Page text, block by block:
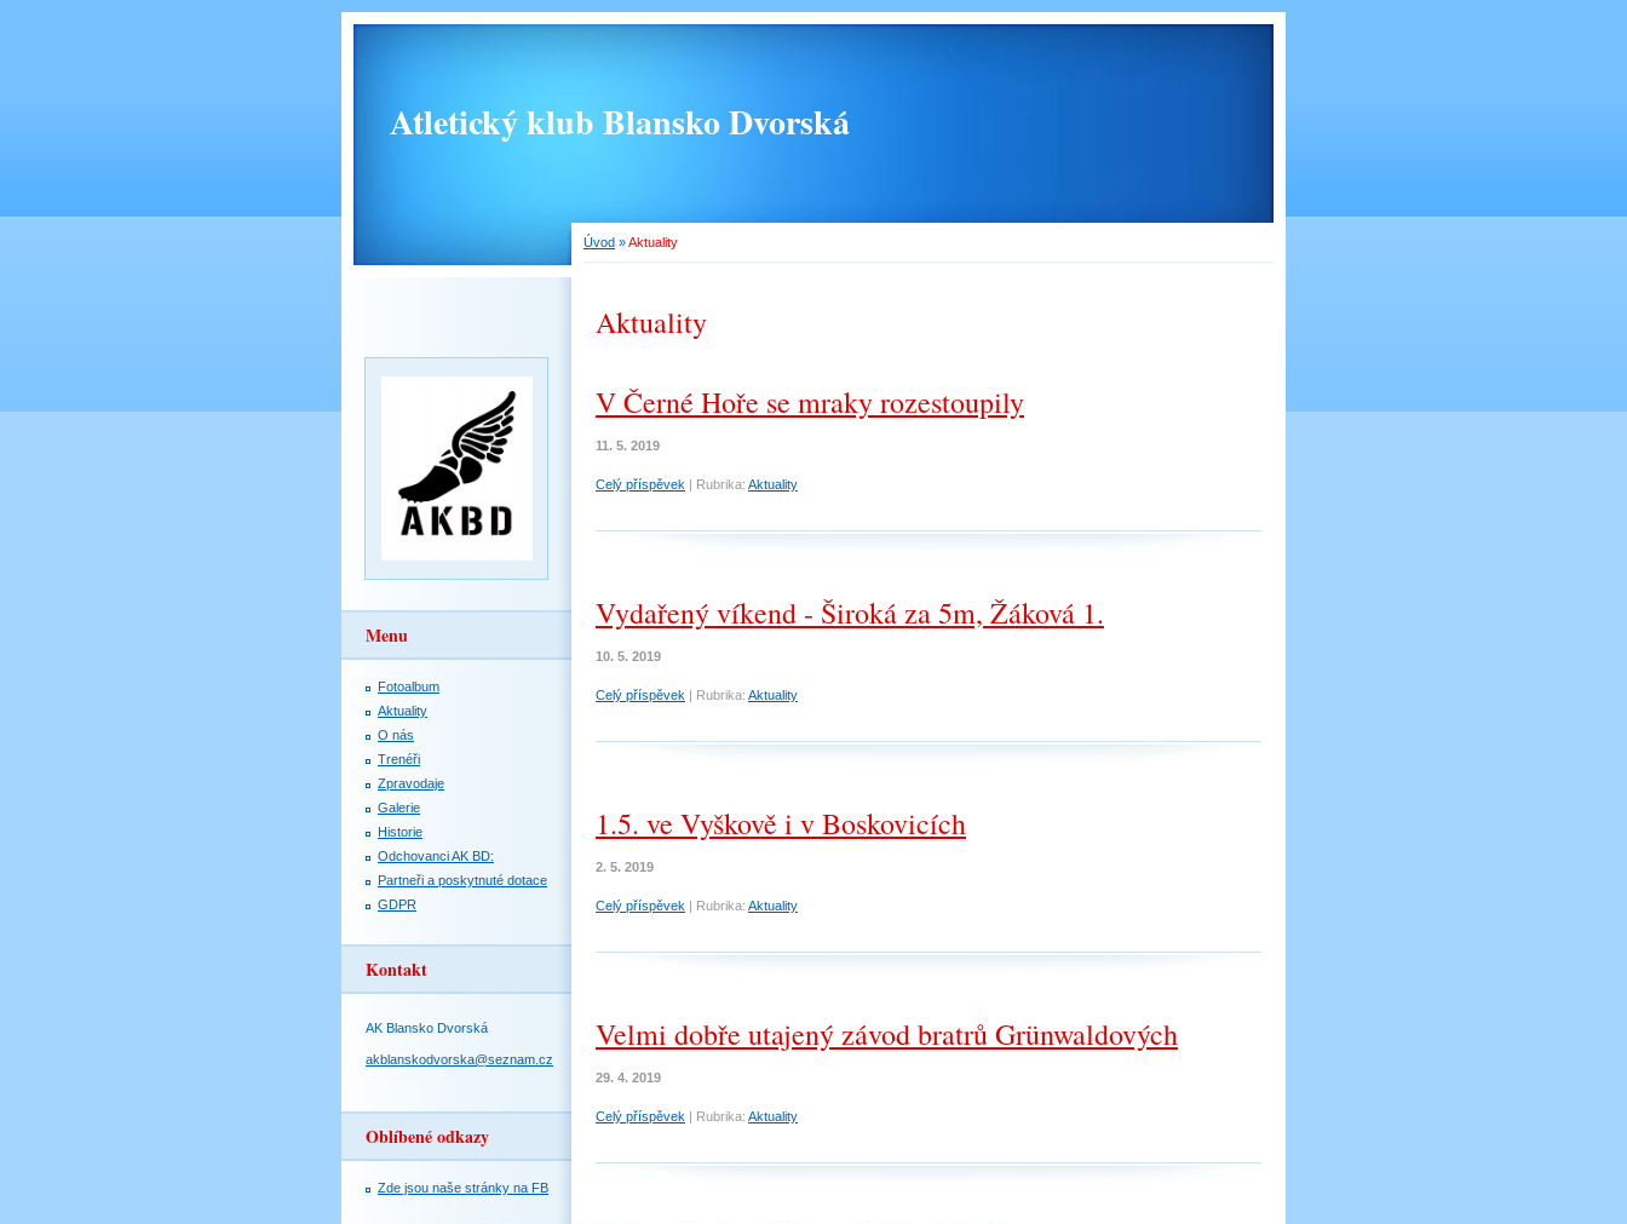
Atletický klub Blansko Dvorská
Úvod »Aktuality
Aktuality
V Černé Hoře se mraky rozestoupily
11. 5. 2019
Celý příspěvek | Rubrika: Aktuality
Vydařený víkend - Široká za 5m, Žáková 1.
10. 5. 2019
Celý příspěvek | Rubrika: Aktuality
1.5. ve Vyškově i v Boskovicích
2. 5. 2019
Celý příspěvek | Rubrika: Aktuality
Velmi dobře utajený závod bratrů Grünwaldových
29. 4. 2019
Celý příspěvek | Rubrika: Aktuality
Menu
Fotoalbum
Aktuality
O nás
Trenéři
Zpravodaje
Galerie
Historie
Odchovanci AK BD:
Partneři a poskytnuté dotace
GDPR
Kontakt
AK Blansko Dvorská
akblanskodvorska@seznam.cz
Oblíbené odkazy
Zde jsou naše stránky na FB